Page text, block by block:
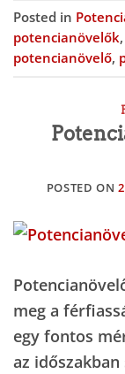
Posted in
potencianövelők,
potencianövelő,
POSTED ON
meg a
egy fontos
az